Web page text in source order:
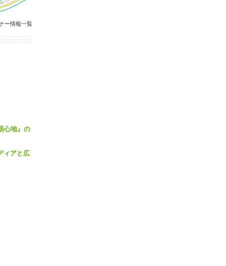
ー情報一覧
心地』の
ィアと広